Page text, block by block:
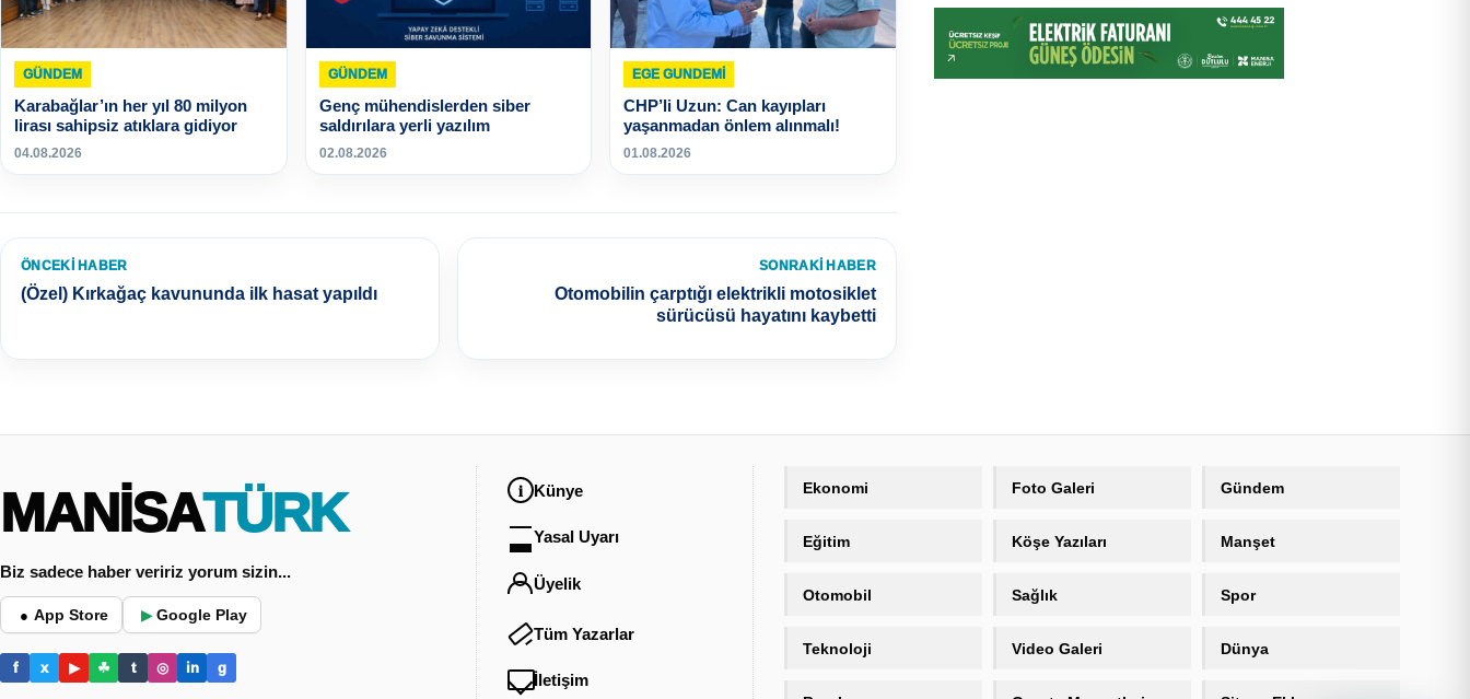
GÜNDEM
Karabağlar’ın her yıl 80 milyon
lirası sahipsiz atıklara gidiyor
04.08.2026
GÜNDEM
Genç mühendislerden siber
saldırılara yerli yazılım
02.08.2026
EGE GUNDEMİ
CHP’li Uzun: Can kayıpları
yaşanmadan önlem alınmalı!
01.08.2026
ÖNCEKI HABER
(Özel) Kırkağaç kavununda ilk hasat yapıldı
SONRAKI HABER
Otomobilin çarptığı elektrikli motosiklet
sürücüsü hayatını kaybetti
MANİSA TÜRK
Biz sadece haber veririz yorum sizin...
● App Store ▶ Google Play
f x ▶ ☘ t ◎ in g
Künye
Yasal Uyarı
Üyelik
Tüm Yazarlar
İletişim
Ekonomi Foto Galeri Gündem
Eğitim Köşe Yazıları Manşet
Otomobil Sağlık Spor
Teknoloji Video Galeri Dünya